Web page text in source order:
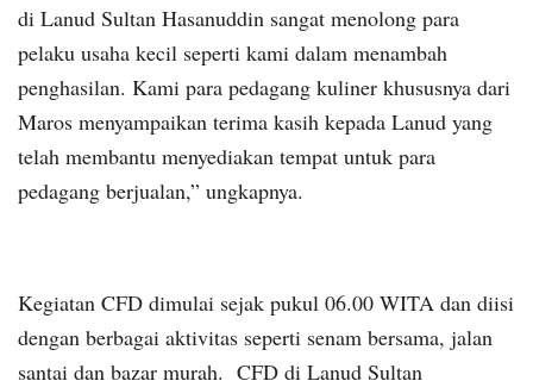
di Lanud Sultan Hasanuddin sangat menolong para
pelaku usaha kecil seperti kami dalam menambah
penghasilan. Kami para pedagang kuliner khususnya dari
Maros menyampaikan terima kasih kepada Lanud yang
telah membantu menyediakan tempat untuk para
pedagang berjualan,” ungkapnya.
Kegiatan CFD dimulai sejak pukul 06.00 WITA dan diisi
dengan berbagai aktivitas seperti senam bersama, jalan
santai dan bazar murah. CFD di Lanud Sultan